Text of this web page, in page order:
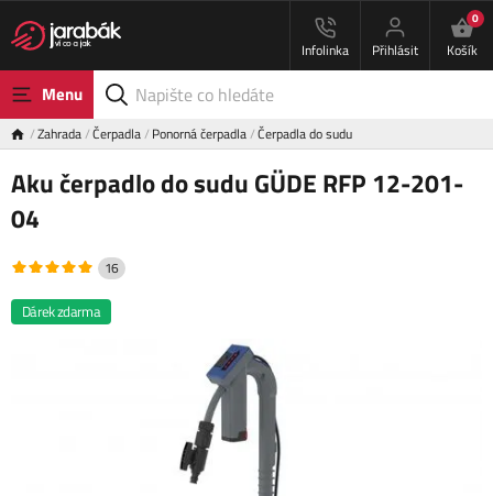
Infolinka Přihlásit
0
Košík
Menu
Zahrada Čerpadla Ponorná čerpadla Čerpadla do sudu
Aku čerpadlo do sudu GÜDE RFP 12-201-
04
16
Dárek zdarma